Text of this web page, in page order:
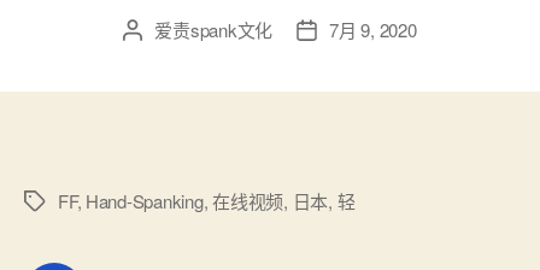
文 爱责spank文化
发 7月 9, 2020
标
FF, Hand-Spanking,在线视频, 日本, 轻